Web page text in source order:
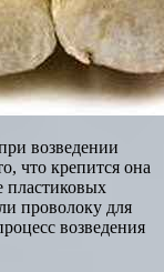
возведении
что крепится она
проволоку для
возведения